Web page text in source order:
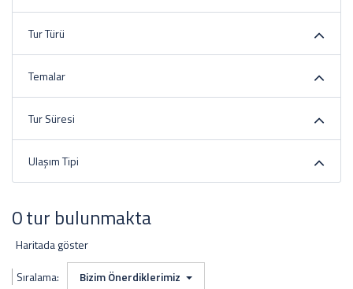
Tur Türü
Temalar
Tur Süresi
Ulaşım Tipi
0 tur bulunmakta
Haritada göster
Sıralama:
Bizim Önerdiklerimiz